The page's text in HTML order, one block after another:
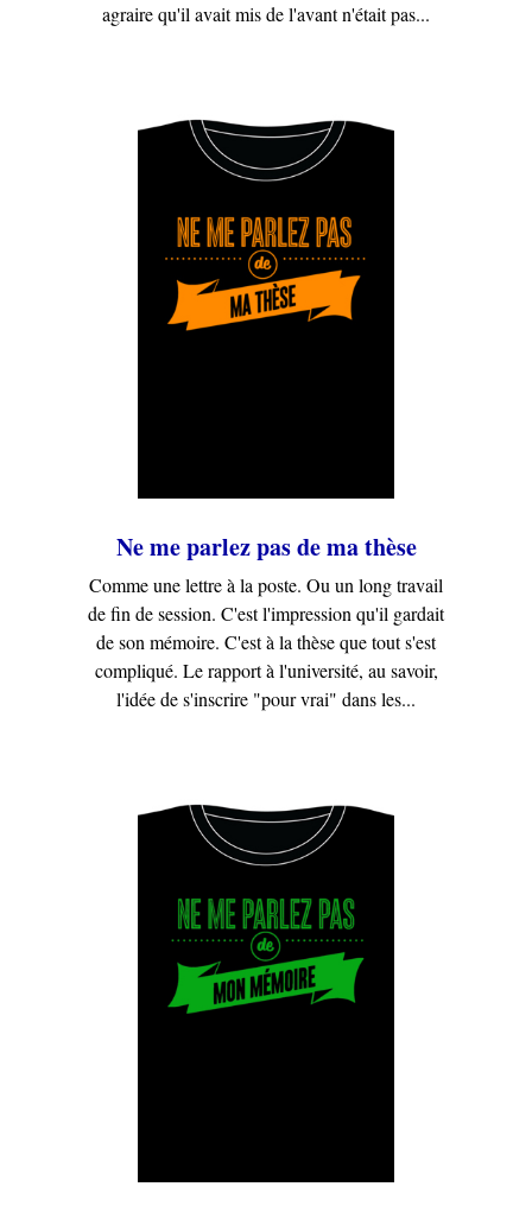
agraire qu'il avait mis de l'avant n'était pas...
Ne me parlez pas de ma thèse
Comme une lettre à la poste. Ou un long travail
de fin de session. C'est l'impression qu'il gardait
de son mémoire. C'est à la thèse que tout s'est
compliqué. Le rapport à l'université, au savoir,
l'idée de s'inscrire "pour vrai" dans les...